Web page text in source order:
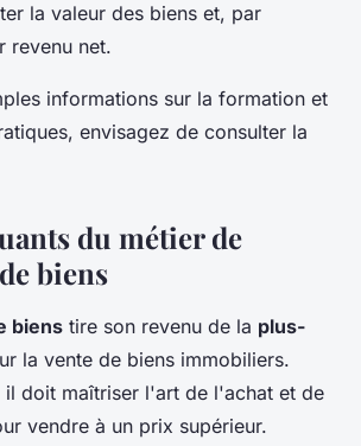
la valeur des biens et, par
revenu net.
informations sur la formation et
envisagez de consulter la
du métier de
biens
biens tire son revenu de la plus-
la vente de biens immobiliers.
il doit maîtriser l'art de l'achat et de
vendre à un prix supérieur.